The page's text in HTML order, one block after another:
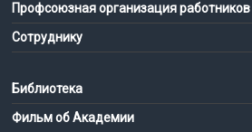
Профсоюзная организация работников
Сотруднику
Библиотека
Фильм об Академии